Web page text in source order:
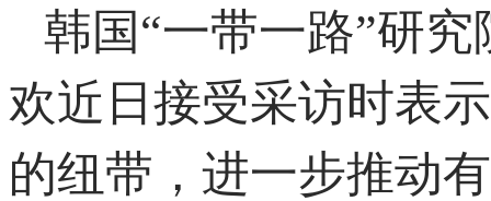
韩国“一带一路”研
欢近日接受采访时表
的纽带，进一步推动